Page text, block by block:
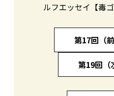
ルフエッセイ【毒
第17回（
第19回（